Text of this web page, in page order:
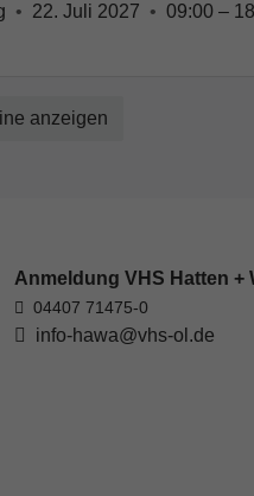
• 22. Juli 2027 • 09:00 –
anzeigen
Anmeldung VHS Hatten +
04407 71475-0
info-hawa@vhs-ol.de